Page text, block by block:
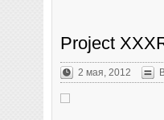
Project
2 мая, 2012